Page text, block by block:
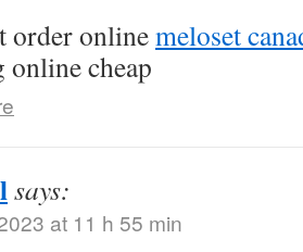
order onlinemeloset
online cheap
says:
at 11 h 55 min